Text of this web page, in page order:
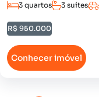
3 quartos 3 suítes
R$ 950.000
Conhecer imóvel